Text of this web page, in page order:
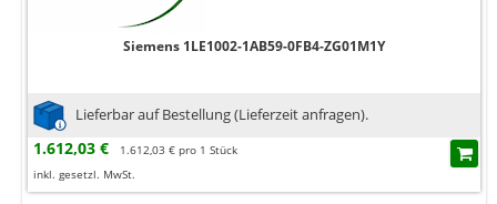
Siemens 1LE1002-1AB59-0FB4-ZG01M1Y
Lieferbar auf Bestellung (Lieferzeit anfragen).
1.612,03 €
1.612,03 € pro 1 Stück
inkl. gesetzl. MwSt.